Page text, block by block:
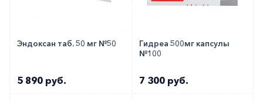
Эндоксан таб. 50 мг №50
5 890 руб.
Гидреа 500мг капсулы
№100
7 300 руб.